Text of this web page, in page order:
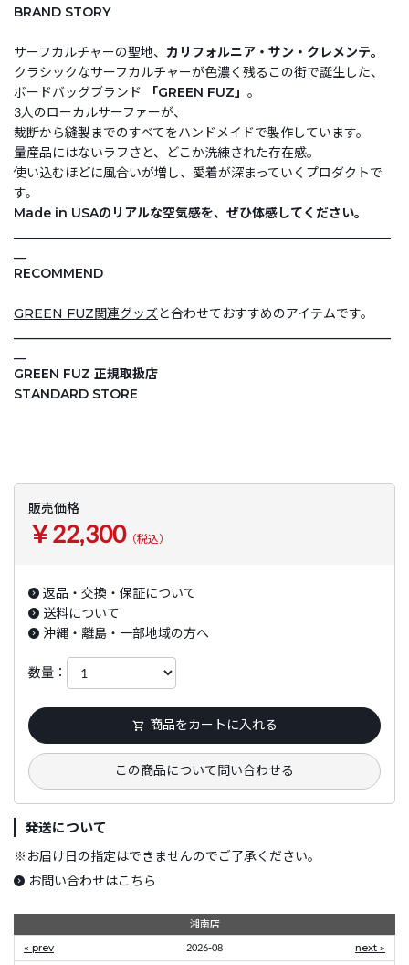
BRAND STORY
サーフカルチャーの聖地、 カリフォルニア・サン・クレメンテ。
クラシックなサーフカルチャーが色濃く残るこの街で誕生した、
ボードバッグブランド
「GREEN FUZ」 。
3人のローカルサーファーが、
裁断から縫製までのすべてをハンドメイドで製作しています。
量産品にはないラフさと、どこか洗練された存在感。
使い込むほどに風合いが増し、愛着が深まっていくプロダクトで
す。
Made in USAのリアルな空気感を、ぜひ体感してください。
RECOMMEND
GREEN FUZ関連グッズと合わせておすすめのアイテムです。
GREEN FUZ 正規取扱店
STANDARD STORE
販売価格
￥22,300（税込）
返品・交換・保証について
送料について
沖縄・離島・一部地域の方へ
数量：
商品をカートに入れる
この商品について問い合わせる
発送について
※ お届け日の指定はできませんのでご了承ください。
お問い合わせはこちら
湘南店
« prev
2026-08 next »